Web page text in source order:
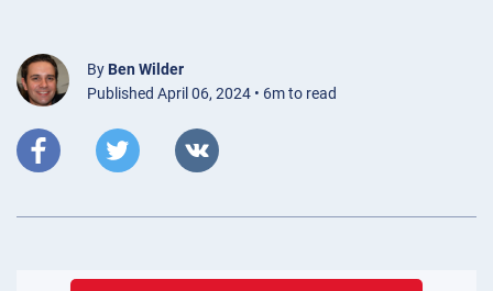
By Ben Wilder
Published April 06, 2024 • 6m to read